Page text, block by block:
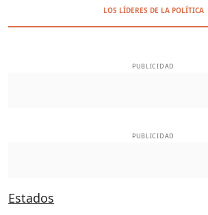
LOS LÍDERES DE LA POLÍTICA
PUBLICIDAD
PUBLICIDAD
Estados